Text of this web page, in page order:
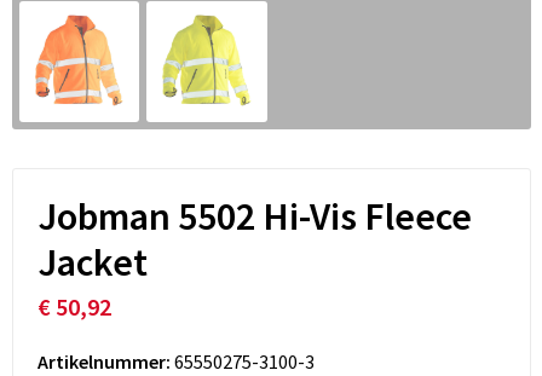
Jobman 5502 Hi-Vis Fleece
Jacket
€ 50,92
Artikelnummer: 65550275-3100-3